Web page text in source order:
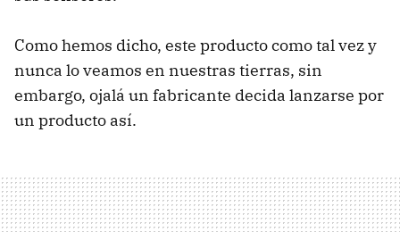
Como hemos dicho, este producto como tal vez y
nunca lo veamos en nuestras tierras, sin
embargo, ojalá un fabricante decida lanzarse por
un producto así.